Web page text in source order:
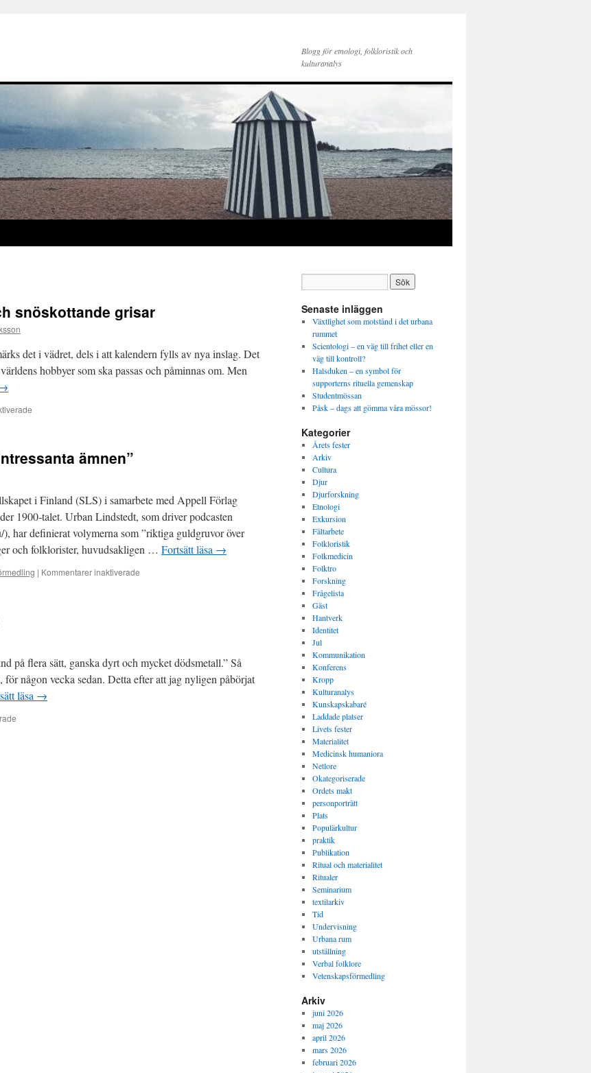
Blogg för etnologi, folkloristik och
kulturanalys
snöskottande grisar
det i vädret, dels i att kalendern fylls av nya inslag. Det
hobbyer som ska passas och påminnas om. Men
snöskottandeämnen”
i Finland (SLS) i samarbete med Appell Förlag
1900-talet. Urban Lindstedt, som driver podcasten
har definierat volymerna som ”riktiga guldgruvor över
och folklorister, huvudsakligen … Fortsätt läsa →
| Kommentarer inaktiverade
på flera sätt, ganska dyrt och mycket dödsmetall.” Så
någon vecka sedan. Detta efter att jag nyligen påbörjat
läsa →
Senaste inläggen
Växtlighet som motstånd i det urbana
rummet
Scientologi – en väg till frihet eller en
väg till kontroll?
Halsduken – en symbol för
supporterns rituella gemenskap
Studentmössan
Påsk – dags att gömma våra mössor!
Kategorier
Årets fester
Arkiv
Cultura
Djur
Djurforskning
Etnologi
Exkursion
Fältarbete
Folkloristik
Folkmedicin
Folktro
Forskning
Frågelista
Gäst
Hantverk
Identitet
Jul
Kommunikation
Konferens
Kropp
Kulturanalys
Kunskapskabaré
Laddade platser
Livets fester
Materialitet
Medicinsk humaniora
Netlore
Okategoriserade
Ordets makt
personporträtt
Plats
Populärkultur
praktik
Publikation
Ritual och materialitet
Ritualer
Seminarium
textilarkiv
Tid
Undervisning
Urbana rum
utställning
Verbal folklore
Vetenskapsförmedling
Arkiv
juni 2026
maj 2026
april 2026
mars 2026
februari 2026